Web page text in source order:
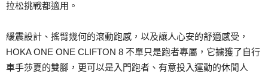
拉松挑戰都適用。
緩震設計、搖臂幾何的滾動跑感，以及讓人心安的舒適感受，
HOKA ONE ONE CLIFTON 8 不單只是跑者專屬，它擄獲了自行
車手莎夏的雙腳，更可以是入門跑者、有意投入運動的休閒人